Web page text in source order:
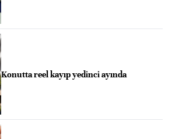
Konutta reel kayıp yedinci ayında